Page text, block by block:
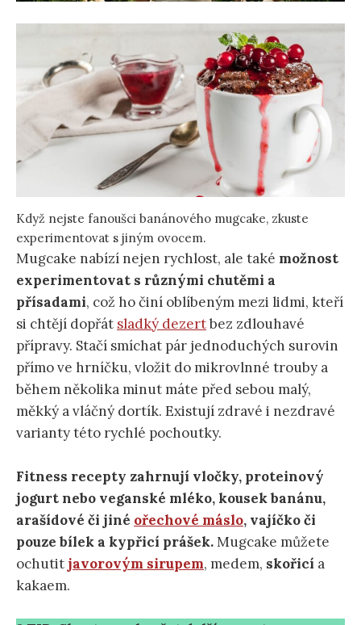
Když nejste fanoušci banánového mugcake, zkuste
experimentovat s jiným ovocem.
Mugcake nabízí nejen rychlost, ale také možnost
experimentovat s různými chutěmi a
přísadami, což ho činí oblíbeným mezi lidmi, kteří
si chtějí dopřát sladký dezertbez zdlouhavé
přípravy. Stačí smíchat pár jednoduchých surovin
přímo ve hrníčku, vložit do mikrovlnné trouby a
během několika minut máte před sebou malý,
měkký a vláčný dortík. Existují zdravé i nezdravé
varianty této rychlé pochoutky.
Fitness recepty zahrnují vločky, proteinový
jogurt nebo veganské mléko, kousek banánu,
arašídové či jiné ořechové máslo, vajíčko či
pouze bílek a kypřicí prášek.Mugcake můžete
ochutitjavorovým sirupem, medem, skořicí a
kakaem.